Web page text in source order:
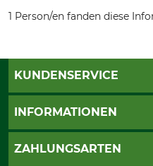
1 Person/en fanden diese
KUNDENSERVICE
Live-Shopping
INFORMATIONEN
AGB
ZAHLUNGSARTEN